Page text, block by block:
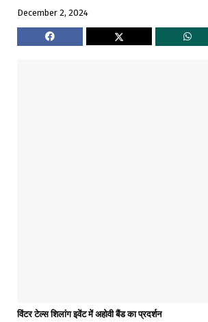
December 2, 2024
विंटर टेल्स शिलांग इवेंट में अहोवी बैंड का प्रदर्शन